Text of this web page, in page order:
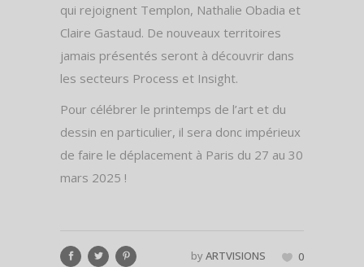
qui rejoignent Templon, Nathalie Obadia et
Claire Gastaud. De nouveaux territoires
jamais présentés seront à découvrir dans
les secteurs Process et Insight.
Pour célébrer le printemps de l’art et du
dessin en particulier, il sera donc impérieux
de faire le déplacement à Paris du 27 au 30
mars 2025 !
byARTVISIONS 0